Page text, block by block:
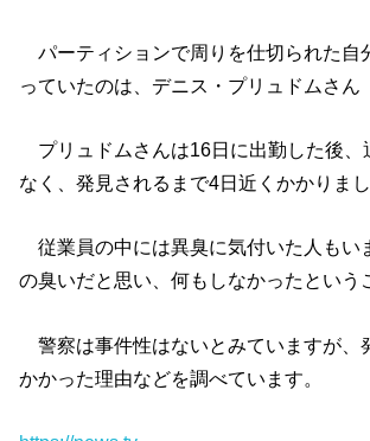
パーティションで周りを仕切られた自
っていたのは、デニス・プリュドムさん
プリュドムさんは16日に出勤した後、
なく、発見されるまで4日近くかかりまし
従業員の中には異臭に気付いた人もい
の臭いだと思い、何もしなかったという
警察は事件性はないとみていますが、
かかった理由などを調べています。